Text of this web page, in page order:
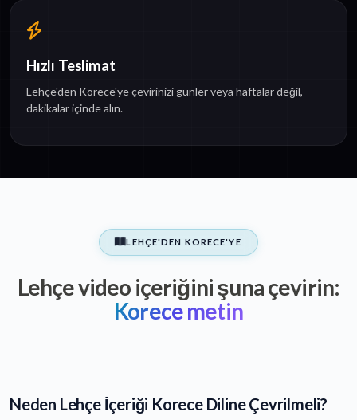
Hızlı Teslimat
Lehçe'den Korece'ye çevirinizi günler veya haftalar değil,
dakikalar içinde alın.
LEHÇE'DEN KORECE'YE
Lehçe video içeriğini şuna çevirin:
Korece metin
Neden Lehçe İçeriği Korece Diline Çevrilmeli?